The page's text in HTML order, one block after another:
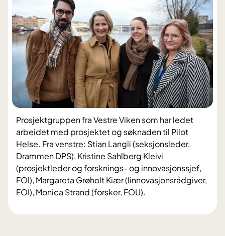
Prosjektgruppen fra Vestre Viken som har ledet
arbeidet med prosjektet og søknaden til Pilot
Helse. Fra venstre: Stian Langli (seksjonsleder,
Drammen DPS), Kristine Sahlberg Kleivi
(prosjektleder og forsknings- og innovasjonssjef,
FOI), Margareta Grøholt Kiær (Iinnovasjonsrådgiver,
FOI), Monica Strand (forsker, FOU).